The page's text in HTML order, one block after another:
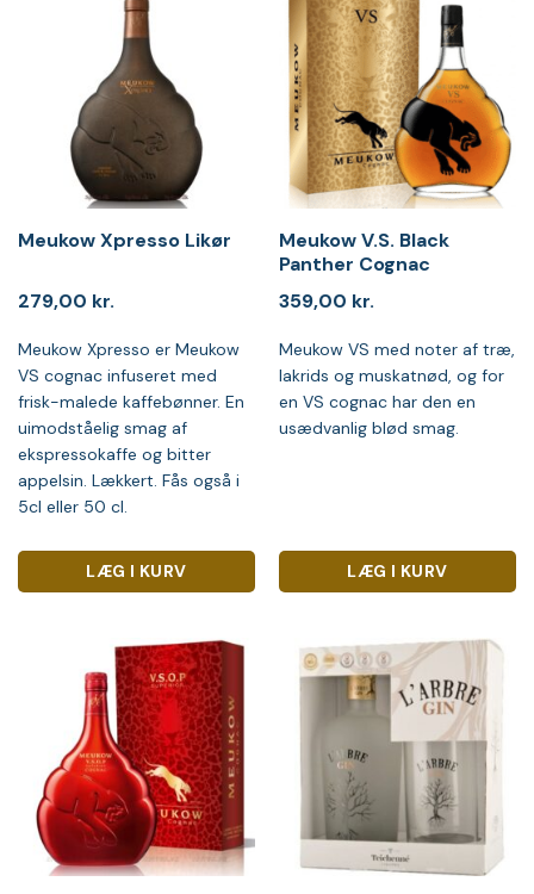
Meukow Xpresso Likør
279,00 kr.
Meukow Xpresso er Meukow
VS cognac infuseret med
frisk-malede kaffebønner. En
uimodståelig smag af
ekspressokaffe og bitter
appelsin. Lækkert. Fås også i
5cl eller 50 cl.
LÆG I KURV
Meukow V.S. Black
Panther Cognac
359,00 kr.
Meukow VS med noter af træ,
lakrids og muskatnød, og for
en VS cognac har den en
usædvanlig blød smag.
LÆG I KURV